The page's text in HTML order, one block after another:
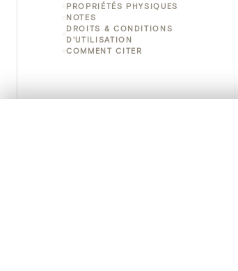
PROPRIÉTÉS PHYSIQUES
NOTES
DROITS & CONDITIONS
D'UTILISATION
COMMENT CITER